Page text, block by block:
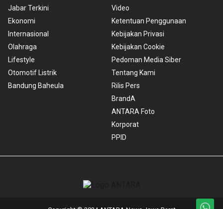
Jabar Terkini
Ekonomi
Internasional
Olahraga
Lifestyle
Otomotif Listrik
Bandung Baheula
Video
Ketentuan Penggunaan
Kebijakan Privasi
Kebijakan Cookie
Pedoman Media Siber
Tentang Kami
Rilis Pers
BrandA
ANTARA Foto
Korporat
PPID